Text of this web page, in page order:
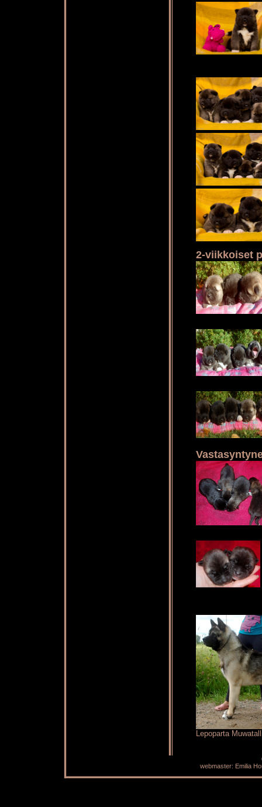
2-viikkoiset
Lepoparta
webmaster: Emilia